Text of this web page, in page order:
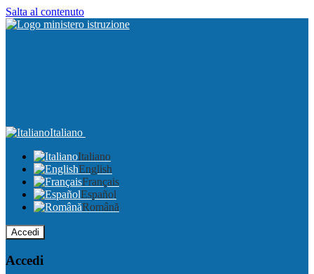
Salta al contenuto
Italiano
Italiano
English
Français
Español
Română
Accedi
Accedi